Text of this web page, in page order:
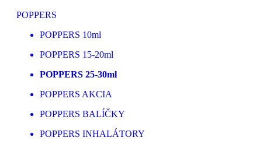
POPPERS
POPPERS 10ml
POPPERS 15-20ml
POPPERS 25-30ml
POPPERS AKCIA
POPPERS BALÍČKY
POPPERS INHALÁTORY